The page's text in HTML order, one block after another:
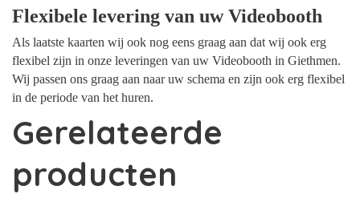
Flexibele levering van uw Videobooth
Als laatste kaarten wij ook nog eens graag aan dat wij ook erg
flexibel zijn in onze leveringen van uw Videobooth in Giethmen.
Wij passen ons graag aan naar uw schema en zijn ook erg flexibel
in de periode van het huren.
Gerelateerde
producten